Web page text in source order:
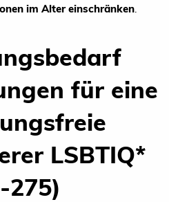
im Alter einschränken.
für eine
LSBTIQ*
275)